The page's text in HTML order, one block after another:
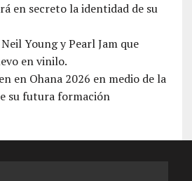
en secreto la identidad de su
Young y Pearl Jam que
en vinilo.
en Ohana 2026 en medio de la
su futura formación